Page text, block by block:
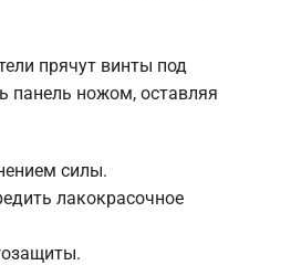
прячут винты под
панель ножом, оставляя
силы.
лакокрасочное